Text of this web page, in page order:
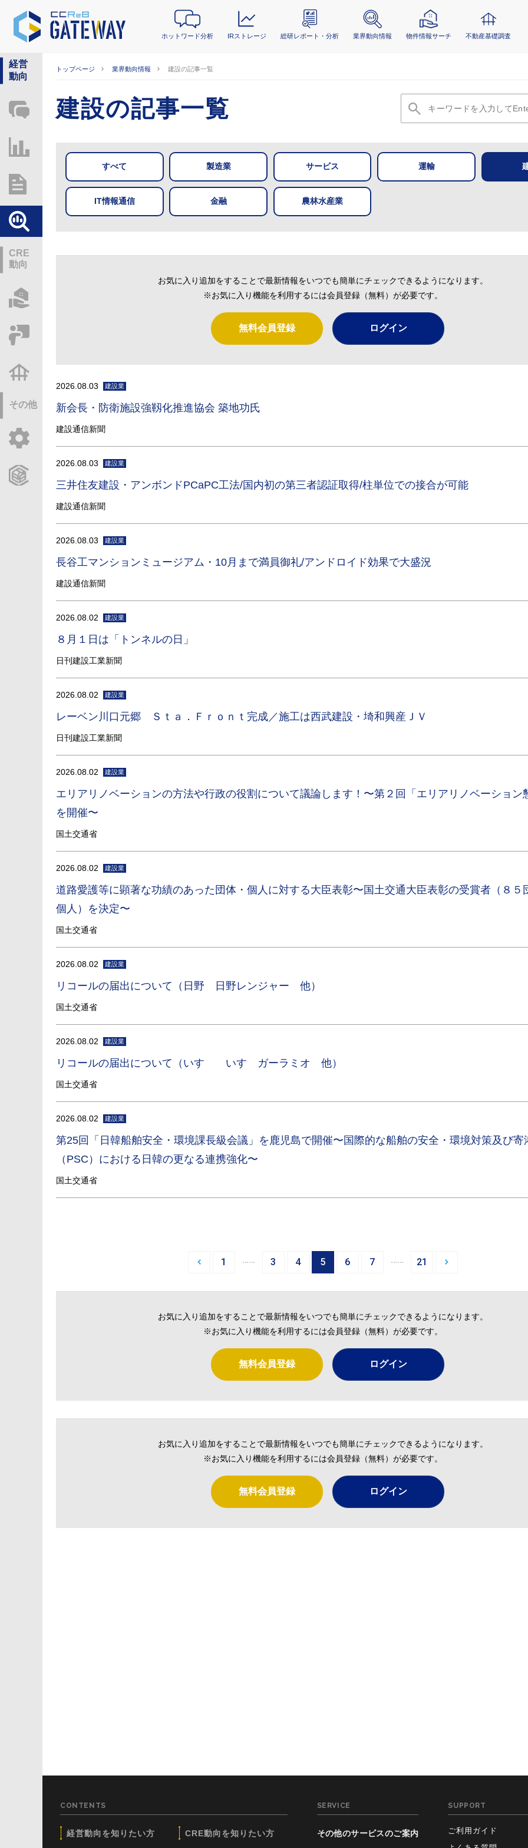
ホットワード分析 IRストレージ 総研レポート・分析 業界動向情報 物件情報サーチ 不動産基礎調査
経営
動向
ホットワード分析
総研レポート・分析
CRE
動向
その他
トップページ 業界動向情報 建設の記事一覧
建設の記事一覧
すべて 製造業 サービス 運輸
IT情報通信 金融 農林水産業
お気に入り追加をすることで最新情報をいつでも簡単にチェックできるようになります。
※お気に入り機能を利用するには会員登録（無料）が必要です。
無料会員登録 ログイン
2026.08.03 建設業
新会長・防衛施設強靱化推進協会 築地功氏
建設通信新聞
2026.08.03 建設業
三井住友建設・アンボンドPCaPC工法/国内初の第三者認証取得/柱単位での接合が可能
建設通信新聞
2026.08.03 建設業
長谷工マンションミュージアム・10月まで満員御礼/アンドロイド効果で大盛況
建設通信新聞
2026.08.02 建設業
８月１日は「トンネルの日」
日刊建設工業新聞
2026.08.02 建設業
レーベン川口元郷 Ｓｔａ．Ｆｒｏｎｔ完成／施工は西武建設・埼和興産ＪＶ
日刊建設工業新聞
2026.08.02 建設業
エリアリノベーションの方法や行政の役割について議論します！〜第２回「エリアリノベーション
を開催〜
国土交通省
2026.08.02 建設業
道路愛護等に顕著な功績のあった団体・個人に対する大臣表彰〜国土交通大臣表彰の受賞者（８５
個人）を決定〜
国土交通省
2026.08.02 建設業
リコールの届出について（日野 日野レンジャー 他）
国土交通省
2026.08.02 建設業
リコールの届出について（いすゞ いすゞガーラミオ 他）
国土交通省
2026.08.02 建設業
第25回「日韓船舶安全・環境課長級会議」を鹿児島で開催〜国際的な船舶の安全・環境対策及び寄
（PSC）における日韓の更なる連携強化〜
国土交通省
1 … 3 4 5 6 7 … 21
お気に入り追加をすることで最新情報をいつでも簡単にチェックできるようになります。
※お気に入り機能を利用するには会員登録（無料）が必要です。
無料会員登録 ログイン
お気に入り追加をすることで最新情報をいつでも簡単にチェックできるようになります。
※お気に入り機能を利用するには会員登録（無料）が必要です。
無料会員登録 ログイン
CONTENTS
経営動向を知りたい方 CRE動向を知りたい方
SERVICE
その他のサービスのご案内
SUPPORT
ご利用ガイド